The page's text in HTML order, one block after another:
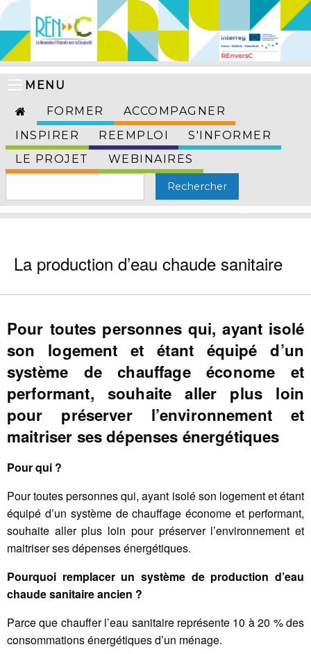
MENU
FORMER
ACCOMPAGNER
INSPIRER
REEMPLOI
S'INFORMER
LE PROJET
WEBINAIRES
La production d’eau chaude sanitaire
Pour toutes personnes qui, ayant isolé
son logement et étant équipé d’un
système de chauffage économe et
performant, souhaite aller plus loin
pour préserver l’environnement et
maitriser ses dépenses énergétiques
Pour qui ?
Pour toutes personnes qui, ayant isolé son logement et étant
équipé d’un système de chauffage économe et performant,
souhaite aller plus loin pour préserver l’environnement et
maitriser ses dépenses énergétiques.
Pourquoi remplacer un système de production d’eau
chaude sanitaire ancien ?
Parce que chauffer l’eau sanitaire représente 10 à 20 % des
consommations énergétiques d’un ménage.